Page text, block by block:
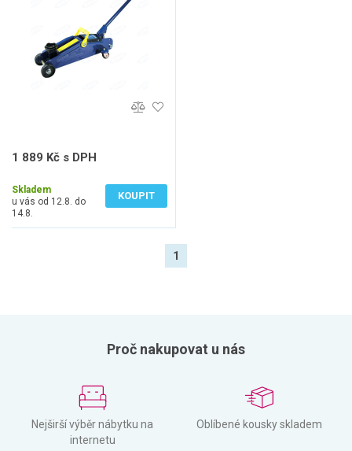
1 889 Kč s DPH
Skladem
u vás od 12.8. do
14.8.
KOUPIT
1
Proč nakupovat u nás
Nejširší výběr nábytku na
internetu
Oblíbené kousky skladem